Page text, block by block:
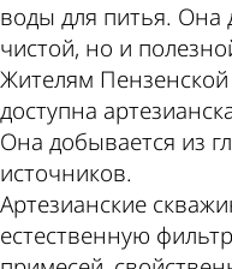
воды для питья. Она
чистой, но и
Жителям
доступна
Она добывается из
источников.
Артезианские
естественную